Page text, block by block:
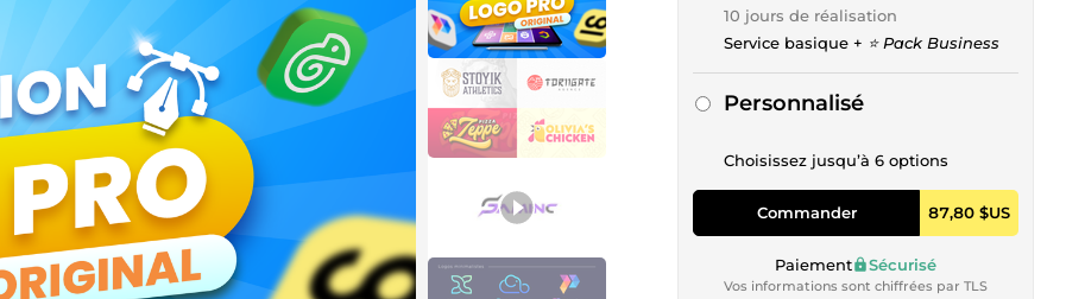
10 jours de réalisation
Service basique + ⭐ Pack Business
Personnalisé
Choisissez jusqu’à 6 options
Commander 87,80 $US
Paiement Sécurisé
Vos informations sont chiffrées par TLS